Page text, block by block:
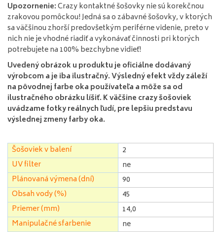
Upozornenie:Crazy kontaktné šošovky nie sú korekčnou
zrakovou pomôckou! Jedná sa o zábavné šošovky, v ktorých
sa väčšinou zhorší predovšetkým periférne videnie, preto v
nich nie je vhodné riadiť a vykonávať činnosti pri ktorých
potrebujete na 100% bezchybne vidieť!
Uvedený obrázok u produktu je oficiálne dodávaný
výrobcom a je iba ilustračný. Výsledný efekt vždy záleží
na pôvodnej farbe oka používateľa a môže sa od
ilustračného obrázku líšiť. K väčšine crazy šošoviek
uvádzame fotky reálnych ľudí, pre lepšiu predstavu
výslednej zmeny farby oka.
Šošoviek v balení
2
UV filter
ne
Plánovaná výmena (dní)
90
Obsah vody (%)
45
Priemer (mm)
14,0
Manipulačné sfarbenie
ne